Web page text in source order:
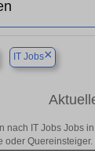
IT Jobs×
nach IT Jobs Jobs
oder